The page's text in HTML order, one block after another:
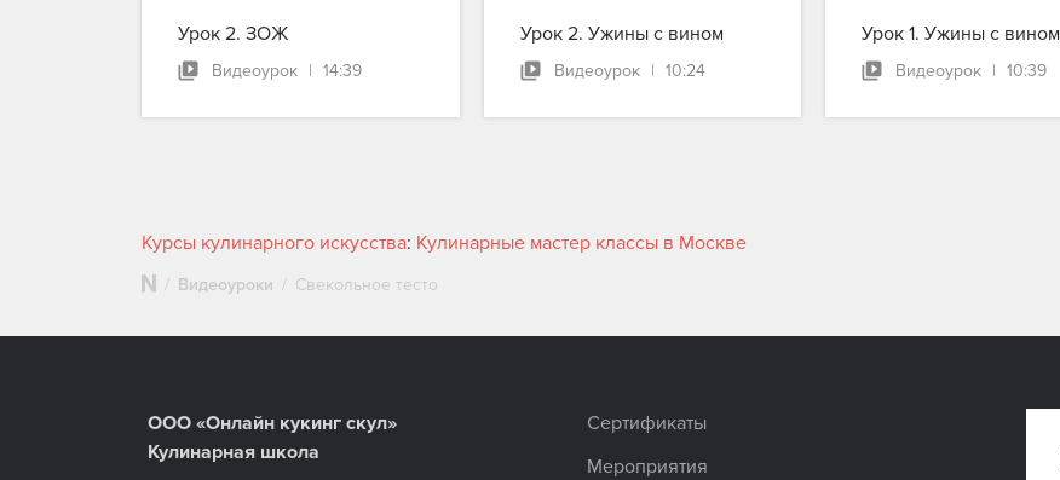
Урок 2. ЗОЖ
Видеоурок | 14:39
Урок 2. Ужины с вином
Видеоурок | 10:24
Урок 1. Ужины с вином
Видеоурок | 10:39
Курсы кулинарного искусства: Кулинарные мастер классы в Москве
Видеоуроки Свекольное тесто
ООО «Онлайн кукинг скул»
Кулинарная школа
Сертификаты
Мероприятия